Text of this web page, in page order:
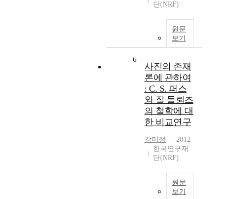
단(NRF)
원문
보기
6
사진의 존재
론에 관하여
: C. S. 퍼스
와 질 들뢰즈
의 철학에 대
한 비교연구
강미정
2012
한국연구재
단(NRF)
원문
보기